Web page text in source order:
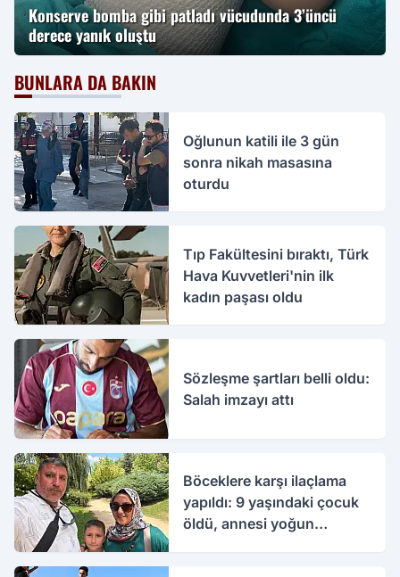
Konserve bomba gibi patladı vücudunda 3’üncü
derece yanık oluştu
BUNLARA DA BAKIN
Oğlunun katili ile 3 gün
sonra nikah masasına
oturdu
Tıp Fakültesini bıraktı, Türk
Hava Kuvvetleri'nin ilk
kadın paşası oldu
Sözleşme şartları belli oldu:
Salah imzayı attı
Böceklere karşı ilaçlama
yapıldı: 9 yaşındaki çocuk
öldü, annesi yoğun